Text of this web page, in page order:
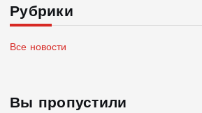
Рубрики
Все новости
Вы пропустили